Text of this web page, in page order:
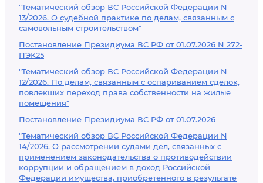
"Тематический обзор ВС Российской Федерации N
13/2026. О судебной практике по делам, связанным с
самовольным строительством"
Постановление Президиума ВС РФ от 01.07.2026 N 272-
ПЭК25
"Тематический обзор ВС Российской Федерации N
12/2026. По делам, связанным с оспариванием сделок,
повлекших переход права собственности на жилые
помещения"
Постановление Президиума ВС РФ от 01.07.2026
"Тематический обзор ВС Российской Федерации N
14/2026. О рассмотрении судами дел, связанных с
применением законодательства о противодействии
коррупции и обращением в доход Российской
Федерации имущества, приобретенного в результате